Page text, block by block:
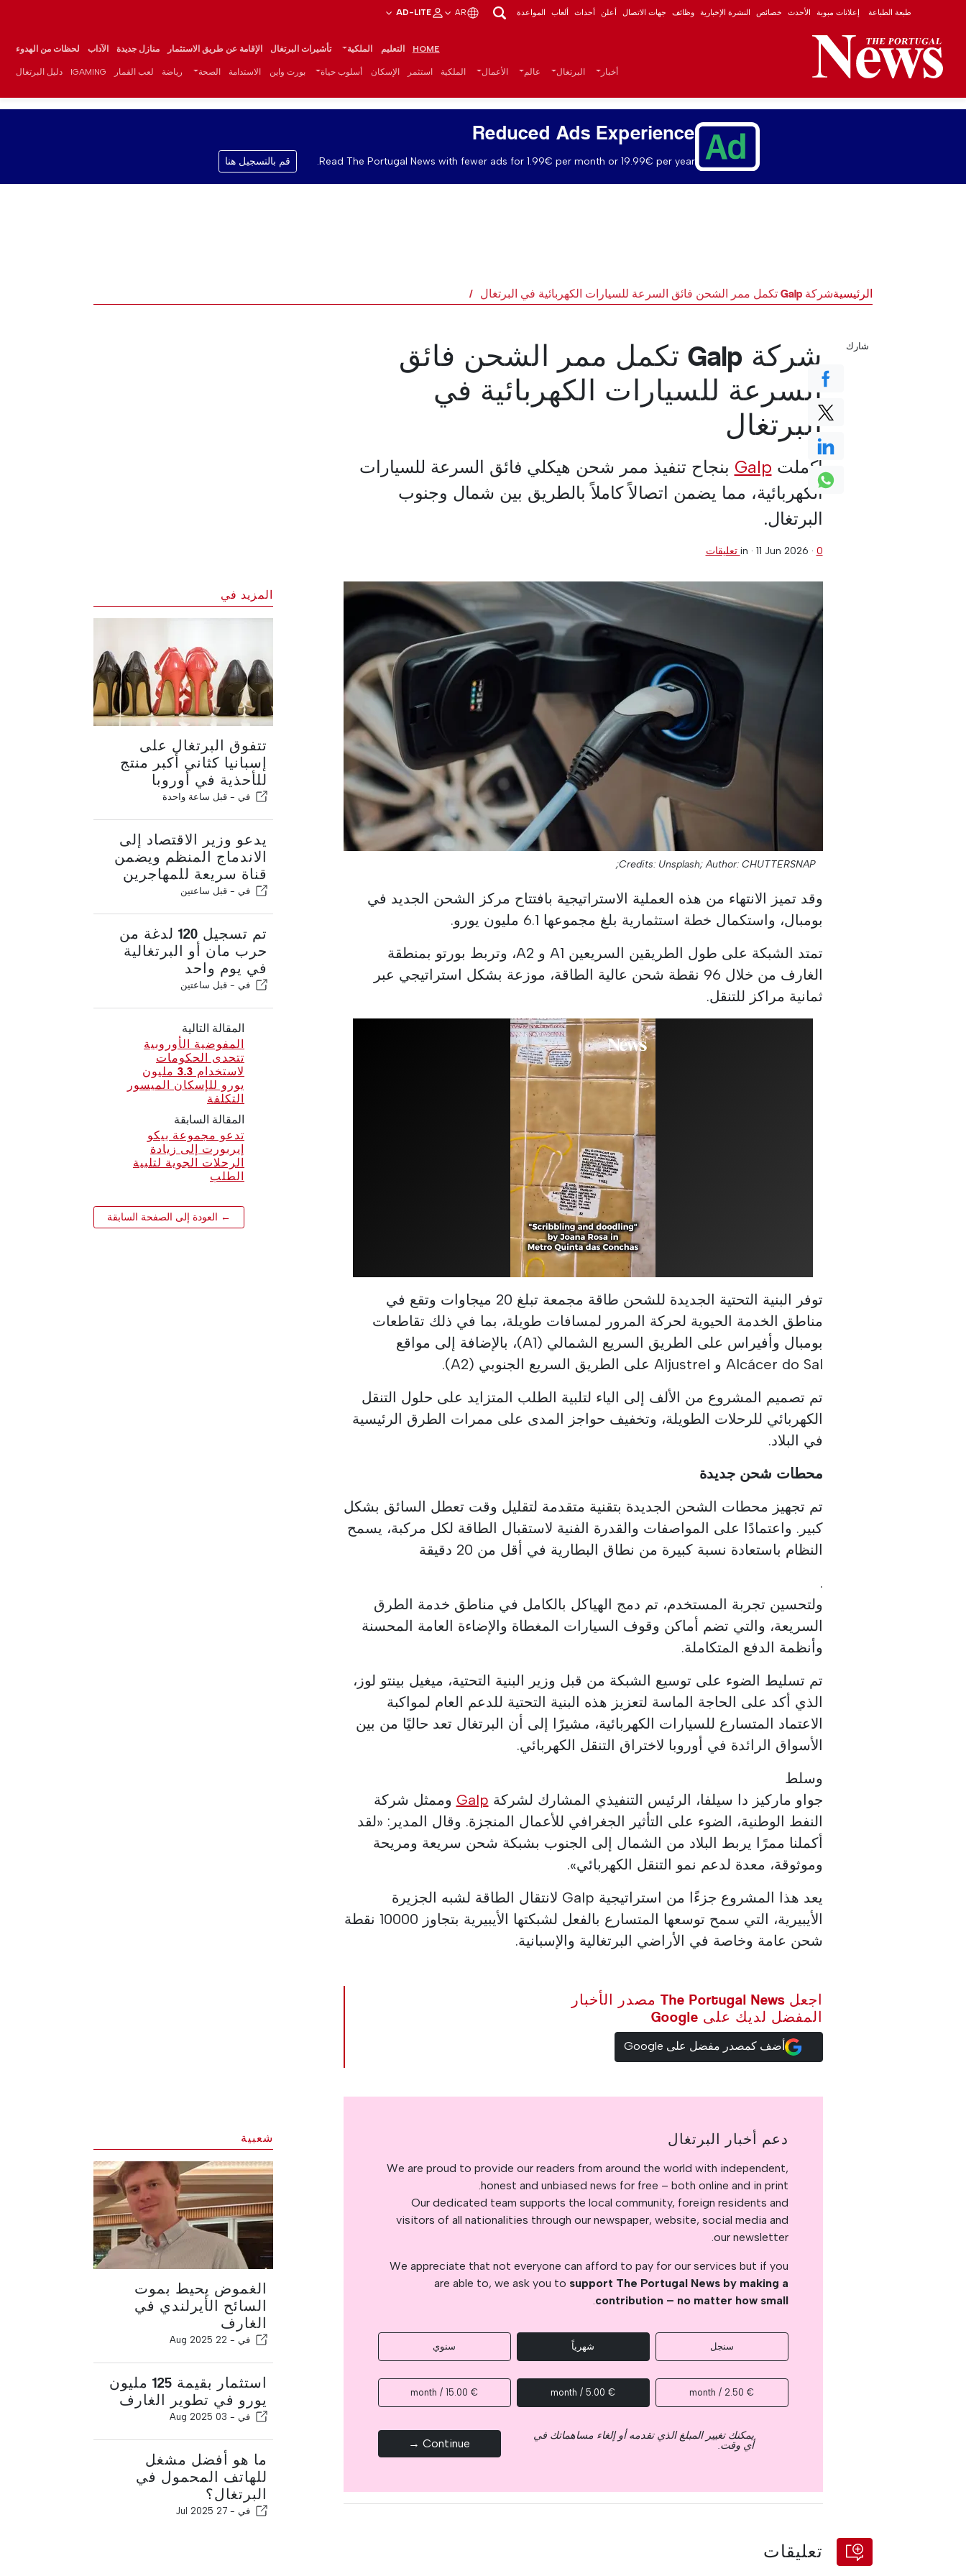
طبعة الطباعة إعلانات مبوبة الأحدث خصائص النشرة الإخبارية وظائف جهات الاتصال أعلن أحداث ألعاب المواعدة AR
AD-LITE
HOME التعليم الملكية تأشيرات البرتغال الإقامة عن طريق الاستثمار منازل جديدة الآداب لحظات من الهدوء
أخبار البرتغال عالم الأعمال الملكية استثمر الإسكان أسلوب حياة بورت واين الاستدامة الصحة رياضة لعب القمار IGAMING دليل البرتغال
Reduced Ads Experience
Read The Portugal News with fewer ads for 1.99€ per month or 19.99€ per year. قم بالتسجيل هنا
الرئيسيةشركة Galp تكمل ممر الشحن فائق السرعة للسيارات الكهربائية في البرتغال
شركة Galp تكمل ممر الشحن فائق
السرعة للسيارات الكهربائية في
البرتغال
أكملت Galp بنجاح تنفيذ ممر شحن هيكلي فائق السرعة للسيارات
الكهربائية، مما يضمن اتصالاً كاملاً بالطريق بين شمال وجنوب
البرتغال.
in · 11 Jun 2026 · 0 تعليقات
Credits: Unsplash; Author: CHUTTERSNAP;
وقد تميز الانتهاء من هذه العملية الاستراتيجية بافتتاح مركز الشحن الجديد في
بومبال، واستكمال خطة استثمارية بلغ مجموعها 6.1 مليون يورو.
تمتد الشبكة على طول الطريقين السريعين A1 و A2، وتربط بورتو بمنطقة
الغارف من خلال 96 نقطة شحن عالية الطاقة، موزعة بشكل استراتيجي عبر
ثمانية مراكز للتنقل.
توفر البنية التحتية الجديدة للشحن طاقة مجمعة تبلغ 20 ميجاوات وتقع في
مناطق الخدمة الحيوية لحركة المرور لمسافات طويلة، بما في ذلك تقاطعات
بومبال وأفيراس على الطريق السريع الشمالي (A1)، بالإضافة إلى مواقع
Alcácer do Sal و Aljustrel على الطريق السريع الجنوبي (A2).
تم تصميم المشروع من الألف إلى الياء لتلبية الطلب المتزايد على حلول التنقل
الكهربائي للرحلات الطويلة، وتخفيف حواجز المدى على ممرات الطرق الرئيسية
في البلاد.
محطات شحن جديدة
تم تجهيز محطات الشحن الجديدة بتقنية متقدمة لتقليل وقت تعطل السائق بشكل
كبير. واعتمادًا على المواصفات والقدرة الفنية لاستقبال الطاقة لكل مركبة، يسمح
النظام باستعادة نسبة كبيرة من نطاق البطارية في أقل من 20 دقيقة
.
ولتحسين تجربة المستخدم، تم دمج الهياكل بالكامل في مناطق خدمة الطرق
السريعة، والتي تضم أماكن وقوف السيارات المغطاة والإضاءة العامة المحسنة
وأنظمة الدفع المتكاملة.
تم تسليط الضوء على توسيع الشبكة من قبل وزير البنية التحتية، ميغيل بينتو لوز،
الذي أكد على الحاجة الماسة لتعزيز هذه البنية التحتية للدعم العام لمواكبة
الاعتماد المتسارع للسيارات الكهربائية، مشيرًا إلى أن البرتغال تعد حاليًا من بين
الأسواق الرائدة في أوروبا لاختراق التنقل الكهربائي.
وسلط
جواو ماركيز دا سيلفا، الرئيس التنفيذي المشارك لشركة Galp وممثل شركة
النفط الوطنية، الضوء على التأثير الجغرافي للأعمال المنجزة. وقال المدير: «لقد
أكملنا ممرًا يربط البلاد من الشمال إلى الجنوب بشبكة شحن سريعة ومريحة
وموثوقة، معدة لدعم نمو التنقل الكهربائي».
يعد هذا المشروع جزءًا من استراتيجية Galp لانتقال الطاقة لشبه الجزيرة
الأيبيرية، التي سمح توسعها المتسارع بالفعل لشبكتها الأيبيرية بتجاوز 10000 نقطة
شحن عامة وخاصة في الأراضي البرتغالية والإسبانية.
اجعل The Portugal News مصدر الأخبار
المفضل لديك على Google
أضف كمصدر مفضل على Google
شارك
المزيد في
تتفوق البرتغال على
إسبانيا كثاني أكبر منتج
للأحذية في أوروبا
في - قبل ساعة واحدة
يدعو وزير الاقتصاد إلى
الاندماج المنظم ويضمن
قناة سريعة للمهاجرين
في - قبل ساعتين
تم تسجيل 120 لدغة من
حرب مان أو البرتغالية
في يوم واحد
في - قبل ساعتين
المقالة التالية
المفوضية الأوروبية
تتحدى الحكومات
لاستخدام 3.3 مليون
يورو للإسكان الميسور
التكلفة
المقالة السابقة
تدعو مجموعة بيكو
إيربورت إلى زيادة
الرحلات الجوية لتلبية
الطلب
← العودة إلى الصفحة السابقة
دعم أخبار البرتغال
We are proud to provide our readers from around the world with independent,
honest and unbiased news for free – both online and in print.
Our dedicated team supports the local community, foreign residents and
visitors of all nationalities through our newspaper, website, social media and
our newsletter.
We appreciate that not everyone can afford to pay for our services but if you
are able to, we ask you to support The Portugal News by making a
contribution – no matter how small
.
سنجل شهرياً سنوي
€ 2.50 / month
€ 5.00 / month
€ 15.00 / month
يمكنك تغيير المبلغ الذي تقدمه أو إلغاء مساهماتك في
أي وقت. Continue →
تعليقات
شعبية
الغموض يحيط بموت
السائح الأيرلندي في
الغارف
في - 22 Aug 2025
استثمار بقيمة 125 مليون
يورو في تطوير الغارف
في - 03 Aug 2025
ما هو أفضل مشغل
للهاتف المحمول في
البرتغال؟
في - 27 Jul 2025